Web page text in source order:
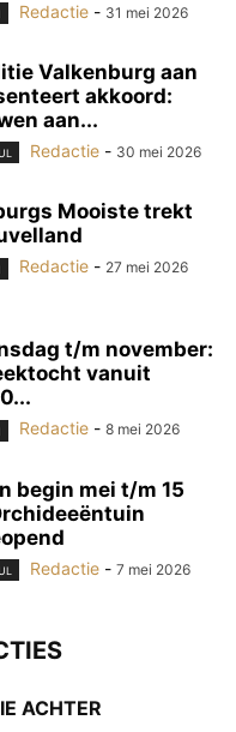
Redactie - 31 mei 2026
Valkenburg aan
akkoord:
aan...
Redactie - 30 mei 2026
Mooiste trekt
Redactie - 27 mei 2026
t/m november:
vanuit
Redactie - 8 mei 2026
begin mei t/m 15
Redactie - 7 mei 2026
ACHTER